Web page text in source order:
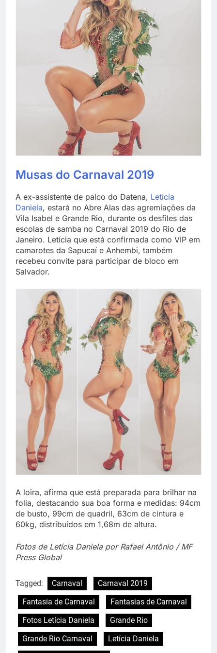
Musas do Carnaval 2019
A ex-assistente de palco do Datena, Letícia
Daniela, estará no Abre Alas das agremiações da
Vila Isabel e Grande Rio, durante os desfiles das
escolas de samba no Carnaval 2019 do Rio de
Janeiro. Letícia que está confirmada como VIP em
camarotes da Sapucaí e Anhembi, também
recebeu convite para participar de bloco em
Salvador.
A loira, afirma que está preparada para brilhar na
folia, destacando sua boa forma e medidas: 94cm
de busto, 99cm de quadril, 63cm de cintura e
60kg, distribuídos em 1,68m de altura.
Fotos de Letícia Daniela por Rafael Antônio / MF
Press Global
Tagged: Carnaval
Carnaval 2019
Fantasia de Carnaval
Fantasias de Carnaval
Fotos Letícia Daniela
Grande Rio
Grande Rio Carnaval
Letícia Daniela